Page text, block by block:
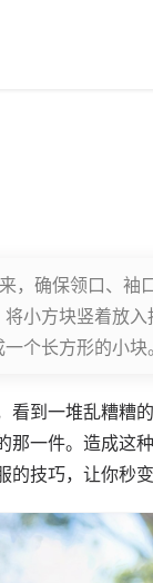
，确保领口、
小方块竖着放
个长方形的小块。
到一堆乱糟糟
那一件。造成这
技巧，让你秒变